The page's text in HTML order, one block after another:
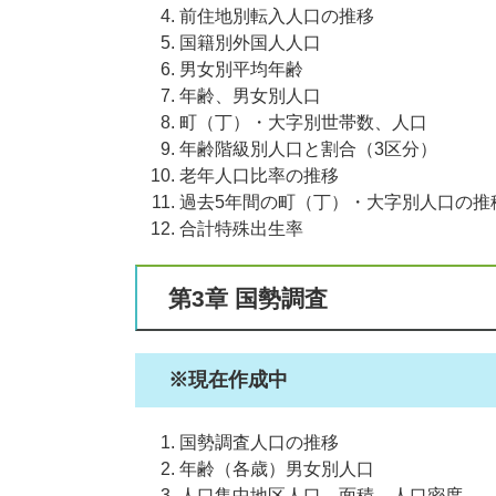
前住地別転入人口の推移
国籍別外国人人口
男女別平均年齢
年齢、男女別人口
町（丁）・大字別世帯数、人口
年齢階級別人口と割合（3区分）
老年人口比率の推移
過去5年間の町（丁）・大字別人口の推
合計特殊出生率
第3章 国勢調査
​※現在作成中
国勢調査人口の推移
年齢（各歳）男女別人口